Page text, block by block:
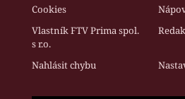
Cookies
Vlastník FTV Prima spol.
s r.o.
Nahlásit chybu